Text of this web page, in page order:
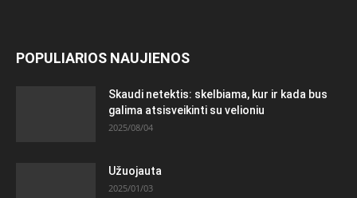
POPULIARIOS NAUJIENOS
Skaudi netektis: skelbiama, kur ir kada bus
galima atsisveikinti su velioniu
2025/08/04
Užuojauta
2025/01/03